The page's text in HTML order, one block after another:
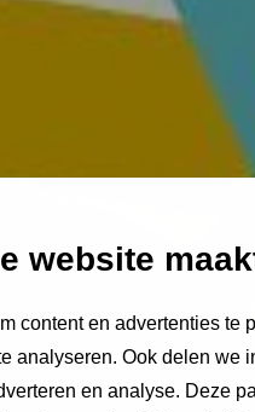
website
content en advertenties te
analyseren. Ook delen we
en analyse. Deze